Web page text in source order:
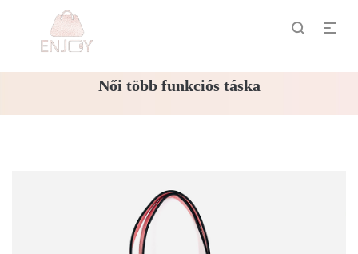
Női több funkciós táska